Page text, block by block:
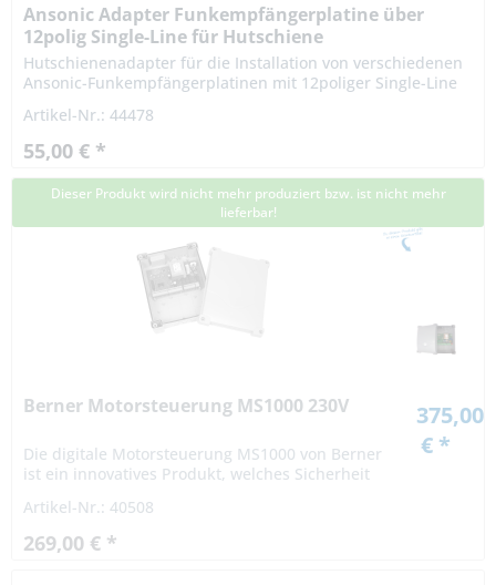
Ansonic Adapter Funkempfängerplatine über
12polig Single-Line für Hutschiene
Hutschienenadapter für die Installation von verschiedenen
Ansonic-Funkempfängerplatinen mit 12poliger Single-Line
Ansonic...
Artikel-Nr.: 44478
55,00 € *
Dieser Produkt wird nicht mehr produziert bzw. ist nicht mehr
lieferbar!
Berner Motorsteuerung MS1000 230V
Die digitale Motorsteuerung MS1000 von Berner
ist ein innovatives Produkt, welches Sicherheit
1- und 2-flügeligen Toren...
Artikel-Nr.: 40508
269,00 € *
375,00
€ *